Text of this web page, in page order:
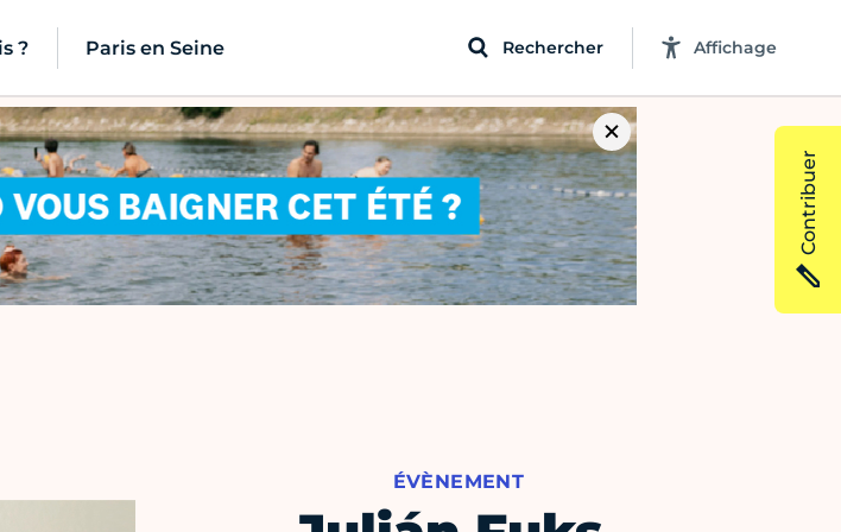
? Paris en Seine Rechercher Affichage
ÉVÈNEMENT
Contribuer